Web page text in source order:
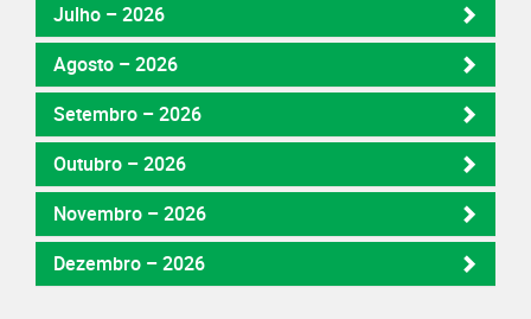
Julho – 2026
Agosto – 2026
Setembro – 2026
Outubro – 2026
Novembro – 2026
Dezembro – 2026